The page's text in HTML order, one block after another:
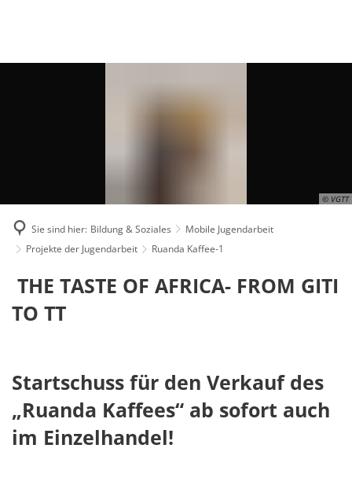
© VGTT
Sie sind hier: Bildung & Soziales
Mobile Jugendarbeit
Projekte der Jugendarbeit
Ruanda Kaffee-1
THE TASTE OF AFRICA- FROM GITI
TO TT
Startschuss für den Verkauf des
„Ruanda Kaffees“ ab sofort auch
im Einzelhandel!